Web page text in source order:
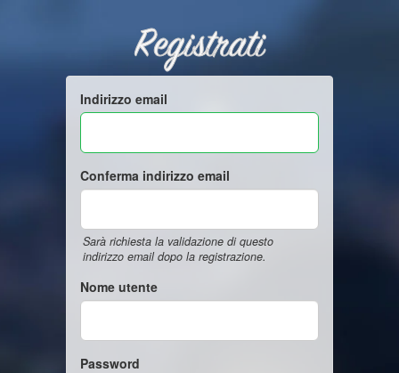
Registrati
Indirizzo email
Conferma indirizzo email
Sarà richiesta la validazione di questo
indirizzo email dopo la registrazione.
Nome utente
Password